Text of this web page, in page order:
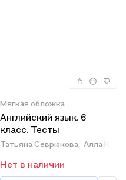
Татьяна Севрюкова
Мягкая обложка
Английский язык. 6
класс. Тесты
Татьяна Севрюкова, Алла
Нет в наличии